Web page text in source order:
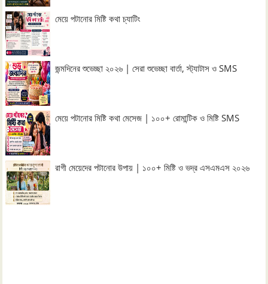
মেয়ে পটানোর মিষ্টি কথা চ্যাটিং
জন্মদিনের শুভেচ্ছা ২০২৬ | সেরা শুভেচ্ছা বার্তা, স্ট্যাটাস ও SMS
মেয়ে পটানোর মিষ্টি কথা মেসেজ | ১০০+ রোমান্টিক ও মিষ্টি SMS
রাগী মেয়েদের পটানোর উপায় | ১০০+ মিষ্টি ও ভদ্র এসএমএস ২০২৬